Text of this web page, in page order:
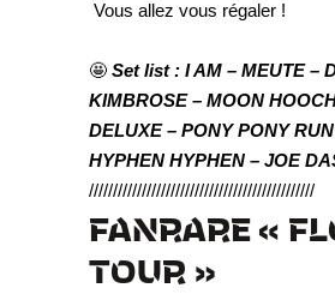
Vous allez vous régaler !
🤩 Set list : I AM – MEUTE –
KIMBROSE – MOON
DELUXE – PONY PONY
HYPHEN HYPHEN – JOE
///////////////////////////////////////////////
FANRARE «
TOUR »